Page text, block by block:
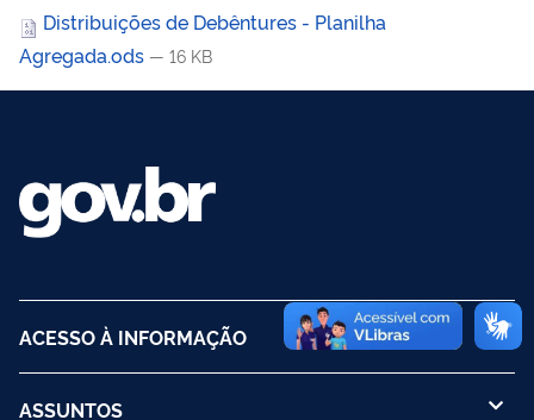
Distribuições de Debêntures - Planilha
Agregada.ods — 16 KB
ACESSO À INFORMAÇÃO
ASSUNTOS